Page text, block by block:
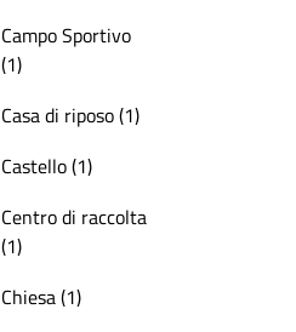
Campo Sportivo
(1)
Casa di riposo (1)
Castello (1)
Centro di raccolta
(1)
Chiesa (1)